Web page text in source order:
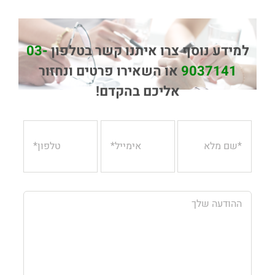
למידע נוסף צרו איתנו קשר בטלפון03-
9037141או השאירו פרטים ונחזור
אליכם בהקדם!